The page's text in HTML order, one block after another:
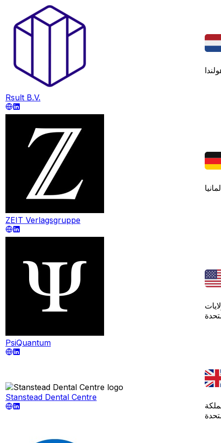
Rsult B.V.
ZEIT Verlagsgruppe
PsiQuantum
Stanstead Dental Centre